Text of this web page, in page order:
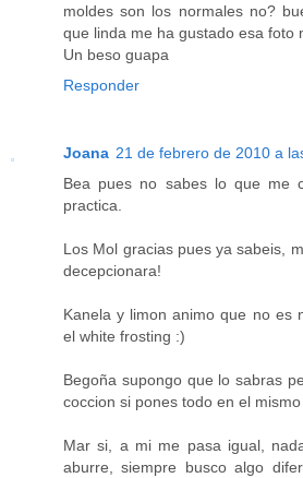
moldes son los normales no?
que linda me ha gustado esa foto
Un beso guapa
Responder
Joana 21 de febrero de 2010 a
Bea pues no sabes lo que me
practica.
Los Mol gracias pues ya sabeis,
decepcionara!
Kanela y limon animo que no es
el white frosting :)
Begoña supongo que lo sabras
coccion si pones todo en el
Mar si, a mi me pasa igual,
aburre, siempre busco algo